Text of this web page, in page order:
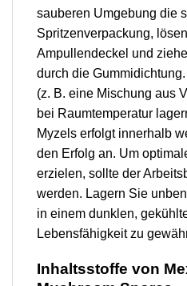
sauberen Umgebung die
Spritzenverpackung,
Ampullendeckel und
durch die
(z. B. eine Mischung aus
bei Raumtemperatur
Myzels erfolgt innerhalb
den Erfolg an. Um
erzielen, sollte der
werden. Lagern Sie
in einem dunklen,
Lebensfähigkeit zu
Inhaltsstoffe von